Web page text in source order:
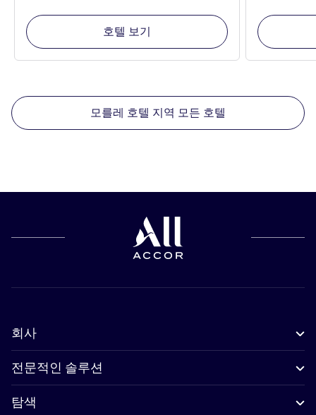
호텔 보기
모를레 호텔 지역 모든 호텔
회사
전문적인 솔루션
탐색